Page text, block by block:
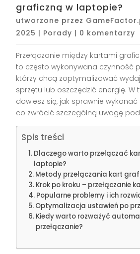
graficzną w laptopie?
utworzone przez
2025 | Porady | 0 komentarzy
Przełączanie między kartami
to często wykonywana czynność
którzy chcą zoptymalizować
sprzętu lub oszczędzić energię. W
dowiesz się, jak sprawnie
co zwrócić szczególną uwagę
Spis treści
Dlaczego warto przełączać
laptopie?
Metody przełączania kart
Krok po kroku – przełączanie
Popularne problemy i ich
Optymalizacja ustawień po
Kiedy warto rozważyć
przełączanie?